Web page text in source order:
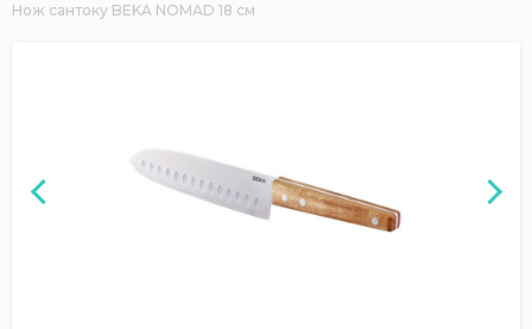
Нож сантоку BEKA NOMAD 18 см